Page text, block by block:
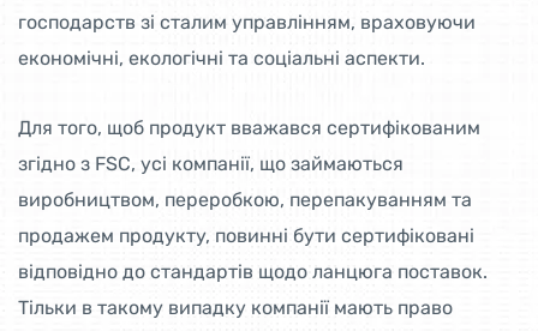
господарств зі сталим управлінням, враховуючи
економічні, екологічні та соціальні аспекти.
Для того, щоб продукт вважався сертифікованим
згідно з FSC, усі компанії, що займаються
виробництвом, переробкою, перепакуванням та
продажем продукту, повинні бути сертифіковані
відповідно до стандартів щодо ланцюга поставок.
Тільки в такому випадку компанії мають право